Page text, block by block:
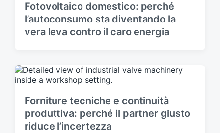
Fotovoltaico domestico: perché
l’autoconsumo sta diventando la
vera leva contro il caro energia
Forniture tecniche e continuità
produttiva: perché il partner giusto
riduce l’incertezza